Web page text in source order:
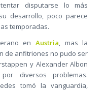
disputarse lo más
desarrollo, poco parece
temporadas.
enAustria, mas la
de anfitriones no pudo ser
y Alexander Albon
diversos problemas.
tomó la vanguardia,